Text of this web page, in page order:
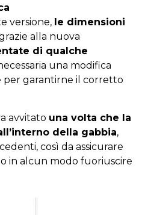
versione, le dimensioni
alla nuova
di qualche
una modifica
garantirne il corretto
avvitato una volta che la
della gabbia,
così da assicurare
in alcun modo fuoriuscire